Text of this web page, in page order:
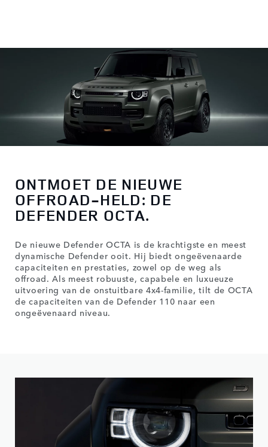
ONTMOET DE NIEUWE
OFFROAD-HELD: DE
DEFENDER OCTA.
De nieuwe Defender OCTA is de krachtigste en meest
dynamische Defender ooit. Hij biedt ongeëvenaarde
capaciteiten en prestaties, zowel op de weg als
offroad. Als meest robuuste, capabele en luxueuze
uitvoering van de onstuitbare 4x4-familie, tilt de OCTA
de capaciteiten van de Defender 110 naar een
ongeëvenaard niveau.